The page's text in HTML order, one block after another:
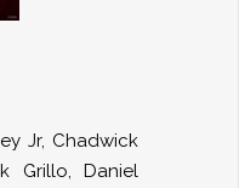
Jr, Chadwick
Grillo,Daniel